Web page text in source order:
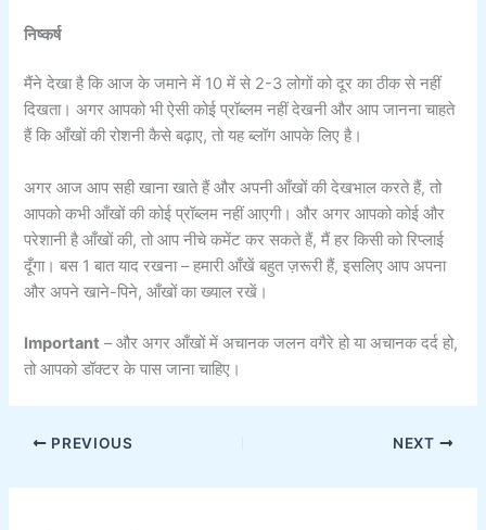
निष्कर्ष
मैंने देखा है कि आज के जमाने में 10 में से 2-3 लोगों को दूर का ठीक से नहीं
दिखता। अगर आपको भी ऐसी कोई प्रॉब्लम नहीं देखनी और आप जानना चाहते
हैं कि आँखों की रोशनी कैसे बढ़ाए, तो यह ब्लॉग आपके लिए है।
अगर आज आप सही खाना खाते हैं और अपनी आँखों की देखभाल करते हैं, तो
आपको कभी आँखों की कोई प्रॉब्लम नहीं आएगी। और अगर आपको कोई और
परेशानी है आँखों की, तो आप नीचे कमेंट कर सकते हैं, मैं हर किसी को रिप्लाई
दूँगा। बस 1 बात याद रखना – हमारी आँखें बहुत ज़रूरी हैं, इसलिए आप अपना
और अपने खाने-पिने, आँखों का ख्याल रखें।
Important – और अगर आँखों में अचानक जलन वगैरे हो या अचानक दर्द हो,
तो आपको डॉक्टर के पास जाना चाहिए।
PREVIOUS NEXT